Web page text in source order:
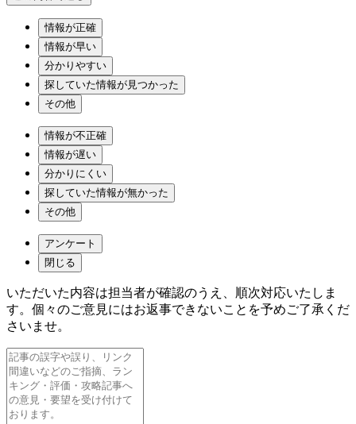
情報が正確
情報が早い
分かりやすい
探していた情報が見つかった
その他
情報が不正確
情報が遅い
分かりにくい
探していた情報が無かった
その他
アンケート
閉じる
いただいた内容は担当者が確認のうえ、順次対応いたしま
す。個々のご意見にはお返事できないことを予めご了承くだ
さいませ。